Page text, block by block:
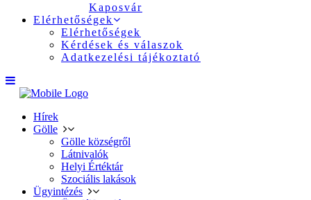
Kaposvár
Elérhetőségek
Elérhetőségek
Kérdések és válaszok
Adatkezelési tájékoztató
Hírek
Gölle
Gölle községről
Látnivalók
Helyi Értéktár
Szociális lakások
Ügyintézés